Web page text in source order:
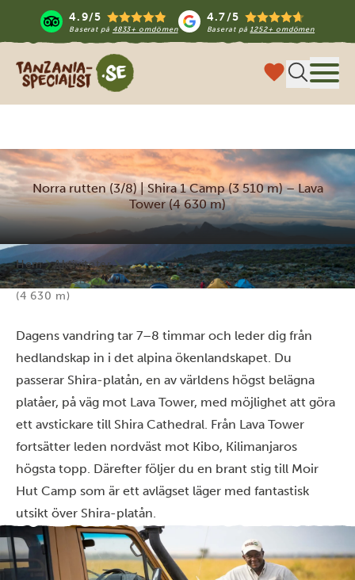
4.9/5
Baserat på 4833+ omdömen
4.7/5
Baserat på1252+ omdömen
Tanzania Specialist
Norra rutten (3/8) | Shira 1 Camp (3 510 m) – Lava
Tower (4 630 m)
Hem
Aktiviteter
Norra rutten (3/8) | Shira 1 Camp (3 510 m) – Lava Tower
(4 630 m)
Dagens vandring tar 7–8 timmar och leder dig från
hedlandskap in i det alpina ökenlandskapet. Du
passerar Shira-platån, en av världens högst belägna
platåer, på väg mot Lava Tower, med möjlighet att göra
ett avstickare till Shira Cathedral. Från Lava Tower
fortsätter leden nordväst mot Kibo, Kilimanjaros
högsta topp. Därefter följer du en brant stig till Moir
Hut Camp som är ett avlägset läger med fantastisk
utsikt över Shira-platån.